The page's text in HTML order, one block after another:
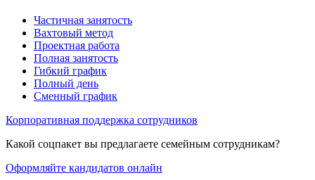
Частичная занятость
Вахтовый метод
Проектная работа
Полная занятость
Гибкий график
Полный день
Сменный график
Корпоративная поддержка сотрудников
Какой соцпакет вы предлагаете семейным сотрудникам?
Оформляйте кандидатов онлайн